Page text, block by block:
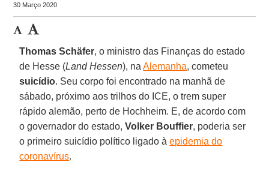
30 Março 2020
Thomas Schäfer, o ministro das Finanças do estado
de Hesse (Land Hessen), naAlemanha, cometeu
suicídio. Seu corpo foi encontrado na manhã de
sábado, próximo aos trilhos do ICE, o trem super
rápido alemão, perto de Hochheim. E, de acordo com
o governador do estado,Volker Bouffier, poderia ser
o primeiro suicídio político ligado àepidemia do
coronavírus.